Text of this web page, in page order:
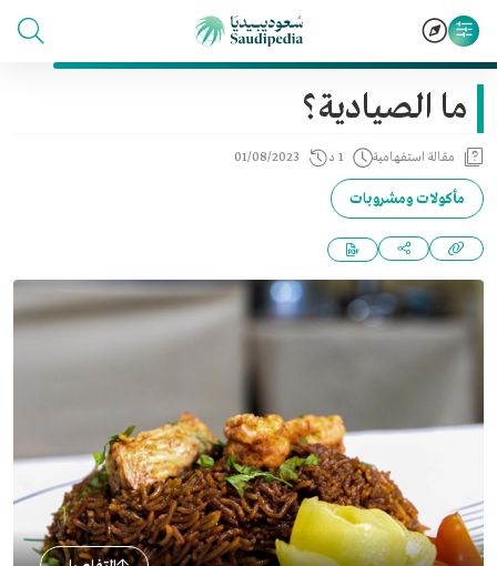
ما الصيادية؟
مقالة استفهامية 1 د 01/08/2023
مأكولات ومشروبات